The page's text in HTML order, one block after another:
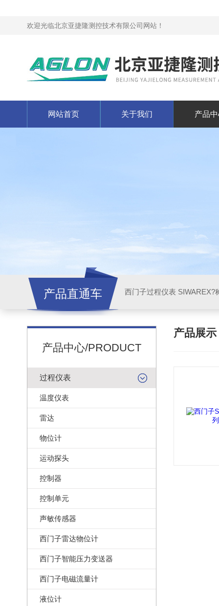
欢迎光临北京亚捷隆测控技术有限公司网站！
网站首页 关于我们 产品
产品直通车 西门子过程仪表 SIWAREX?
产品中心/PRODUCT
过程仪表
温度仪表
雷达
物位计
运动探头
控制器
控制单元
声敏传感器
西门子雷达物位计
西门子智能压力变送器
西门子电磁流量计
液位计
产品展示